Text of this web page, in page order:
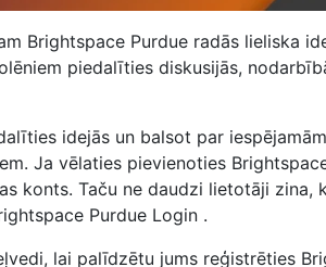
Brightspace Purdue radās lieliska
piedalīties diskusijās,
idejās un balsot par
Ja vēlaties pievienoties
konts. Taču ne daudzi lietotāji zina,
Purdue Login .
lai palīdzētu jums reģistrēties